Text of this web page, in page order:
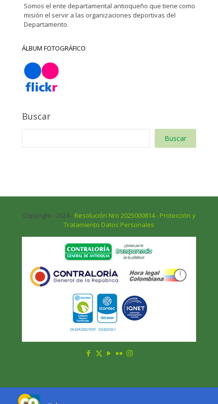
Somos el ente departamental antioqueño que tiene como
misión el servir a las organizaciones deportivas del
Departamento.
ÁLBUM FOTOGRÁFICO
Buscar
Buscar
Copyright - 2024 - Resolución Nro 2025000814 - Protección y
Tratamiento Datos Personales